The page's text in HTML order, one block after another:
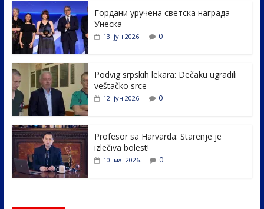
b
o
o
k
er e
dI
e
Гордани уручена светска награда
Унеска
13. јун 2026. 0
Podvig srpskih lekara: Dečaku ugradili
veštačko srce
12. јун 2026. 0
Profesor sa Harvarda: Starenje je
izlečiva bolest!
10. мај 2026. 0